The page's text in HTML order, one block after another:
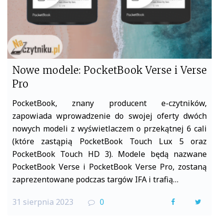
Nowe modele: PocketBook Verse i Verse
Pro
PocketBook, znany producent e-czytników,
zapowiada wprowadzenie do swojej oferty dwóch
nowych modeli z wyświetlaczem o przekątnej 6 cali
(które zastąpią PocketBook Touch Lux 5 oraz
PocketBook Touch HD 3). Modele będą nazwane
PocketBook Verse i PocketBook Verse Pro, zostaną
zaprezentowane podczas targów IFA i trafią…
31 sierpnia 2023 0
F